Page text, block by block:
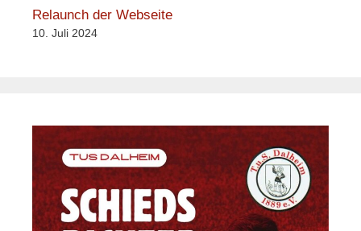
Relaunch der Webseite
10. Juli 2024